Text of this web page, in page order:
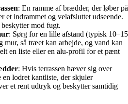
: En ramme af brædder, der løber på
et indrammet og velafsluttet udseende.
mod fugt.
: Sørg for en lille afstand (typisk 10–15
mur, så træet kan arbejde, og vand kan
en liste eller en alu-profil for et pænt
: Hvis terrassen hæver sig over
lodret kantliste, der skjuler
et rent udtryk og beskytter samtidig